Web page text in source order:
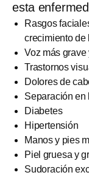
esta
Rasgos
crecimiento de
Voz más
Trastornos
Dolores de
Separación en
Diabetes
Hipertensión
Manos y pies
Piel gruesa y
Sudoración